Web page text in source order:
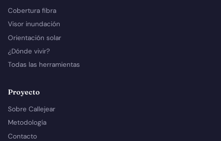
Cobertura fibra
Visor inundación
Orientación solar
¿Dónde vivir?
Todas las herramientas
Proyecto
Sobre Callejear
Metodología
Contacto